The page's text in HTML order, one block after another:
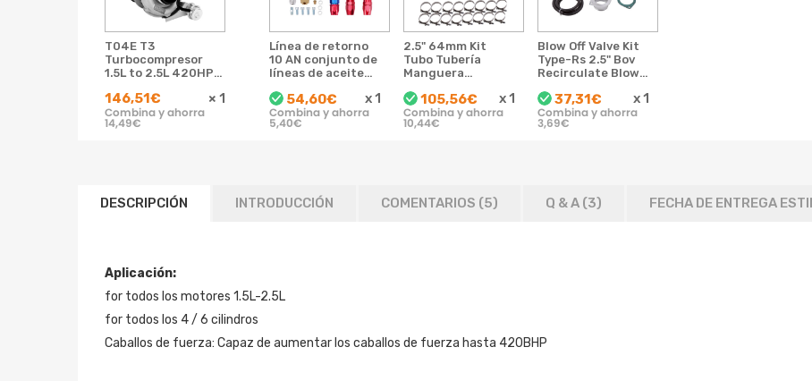
T04E T3
Turbocompresor
1.5L to 2.5L 420HP
0.5 0.63 Oil Cooled
146,51€ × 1
Combina y ahorra
14,49€
Línea de retorno
10 AN conjunto de
líneas de aceite
T3 T4 T70 T66
54,60€ x1
Combina y ahorra
5,40€
2.5" 64mm Kit
Tubo Tubería
Manguera
Pipe Piping Kit
Hose Clamp
105,56€ x1
Combina y ahorra
10,44€
Blow Off Valve Kit
Type-Rs 2.5" Bov
Recirculate Blow
Tubo37,31€ x1
Combina y ahorra
3,69€
DESCRIPCIÓN INTRODUCCIÓN COMENTARIOS (5) Q & A (3) FECHA DE ENTREGA
Aplicación:
for todos los motores 1.5L-2.5L
for todos los 4 / 6 cilindros
Caballos de fuerza: Capaz de aumentar los caballos de fuerza hasta 420BHP